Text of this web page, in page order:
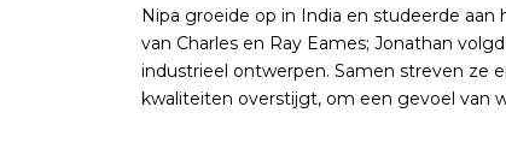
Nipa groeide op in India en studeerde
van Charles en Ray Eames; Jonathan
industrieel ontwerpen. Samen streven ze
kwaliteiten overstijgt, om een gevoel van